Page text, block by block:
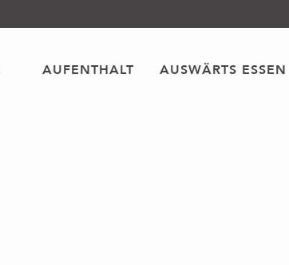
AUFENTHALT AUSWÄRTS ESSEN